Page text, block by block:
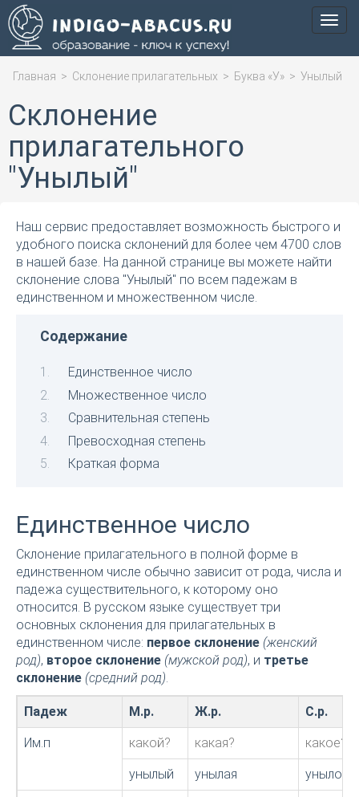
Меню
Главная > Склонение прилагательных > Буква «У» > Унылый
Склонение
прилагательного
"Унылый"
Наш сервис предоставляет возможность быстрого и
удобного поиска склонений для более чем 4700 слов
в нашей базе. На данной странице вы можете найти
склонение слова "Унылый" по всем падежам в
единственном и множественном числе.
Содержание
Единственное число
Множественное число
Сравнительная степень
Превосходная степень
Краткая форма
Единственное число
Склонение прилагательного в полной форме в
единственном числе обычно зависит от рода, числа и
падежа существительного, к которому оно
относится. В русском языке существует три
основных склонения для прилагательных в
единственном числе: первое склонение (женский
род), второе склонение (мужской род), и третье
склонение (средний род).
Падеж М.р. Ж.р. С.р.
Им.п какой? какая? какое?
унылый унылая унылое